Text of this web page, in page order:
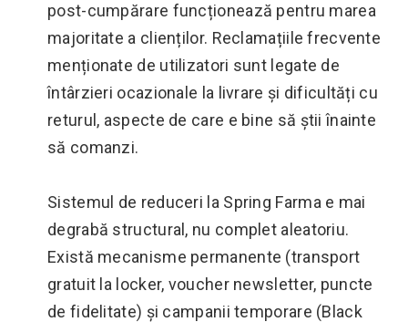
post-cumpărare funcționează pentru marea
majoritate a clienților. Reclamațiile frecvente
menționate de utilizatori sunt legate de
întârzieri ocazionale la livrare și dificultăți cu
returul, aspecte de care e bine să știi înainte
să comanzi.
Sistemul de reduceri la Spring Farma e mai
degrabă structural, nu complet aleatoriu.
Există mecanisme permanente (transport
gratuit la locker, voucher newsletter, puncte
de fidelitate) și campanii temporare (Black